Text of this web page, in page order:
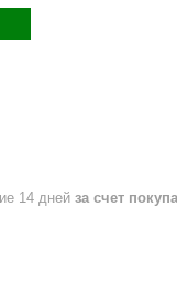
14 дней за счет